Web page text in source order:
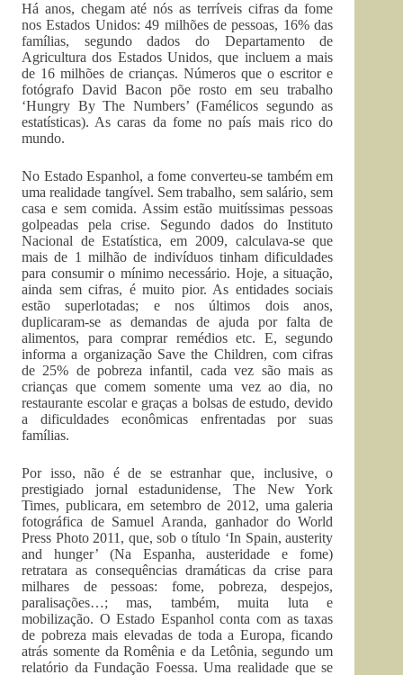
Há anos, chegam até nós as terríveis cifras da fome
nos Estados Unidos: 49 milhões de pessoas, 16% das
famílias, segundo dados do Departamento de
Agricultura dos Estados Unidos, que incluem a mais
de 16 milhões de crianças. Números que o escritor e
fotógrafo David Bacon põe rosto em seu trabalho
‘Hungry By The Numbers’ (Famélicos segundo as
estatísticas). As caras da fome no país mais rico do
mundo.
No Estado Espanhol, a fome converteu-se também em
uma realidade tangível. Sem trabalho, sem salário, sem
casa e sem comida. Assim estão muitíssimas pessoas
golpeadas pela crise. Segundo dados do Instituto
Nacional de Estatística, em 2009, calculava-se que
mais de 1 milhão de indivíduos tinham dificuldades
para consumir o mínimo necessário. Hoje, a situação,
ainda sem cifras, é muito pior. As entidades sociais
estão superlotadas; e nos últimos dois anos,
duplicaram-se as demandas de ajuda por falta de
alimentos, para comprar remédios etc. E, segundo
informa a organização Save the Children, com cifras
de 25% de pobreza infantil, cada vez são mais as
crianças que comem somente uma vez ao dia, no
restaurante escolar e graças a bolsas de estudo, devido
a dificuldades econômicas enfrentadas por suas
famílias.
Por isso, não é de se estranhar que, inclusive, o
prestigiado jornal estadunidense, The New York
Times, publicara, em setembro de 2012, uma galeria
fotográfica de Samuel Aranda, ganhador do World
Press Photo 2011, que, sob o título ‘In Spain, austerity
and hunger’ (Na Espanha, austeridade e fome)
retratara as consequências dramáticas da crise para
milhares de pessoas: fome, pobreza, despejos,
paralisações…; mas, também, muita luta e
mobilização. O Estado Espanhol conta com as taxas
de pobreza mais elevadas de toda a Europa, ficando
atrás somente da Romênia e da Letônia, segundo um
relatório da Fundação Foessa. Uma realidade que se